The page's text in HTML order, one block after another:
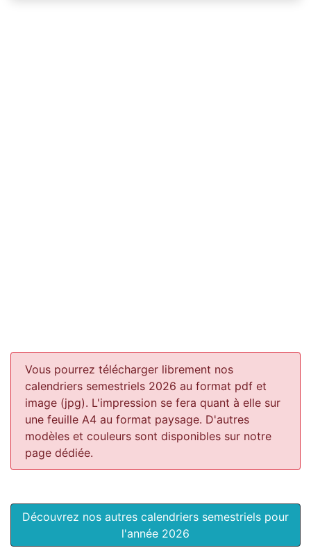
Vous pourrez télécharger librement nos
calendriers semestriels 2026 au format pdf et
image (jpg). L'impression se fera quant à elle sur
une feuille A4 au format paysage. D'autres
modèles et couleurs sont disponibles sur notre
page dédiée.
Découvrez nos autres calendriers semestriels pour
l'année 2026